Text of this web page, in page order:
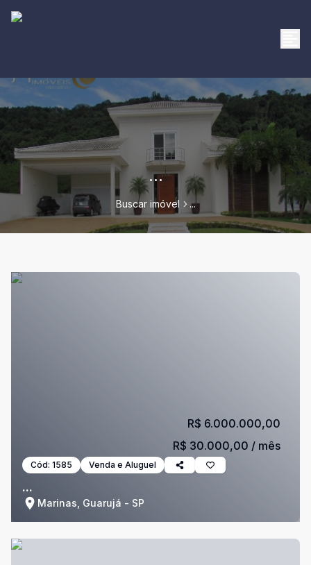
...
Buscar imóvel ...
Cód: 1585 Venda e Aluguel
...
Marinas, Guarujá - SP
R$ 6.000.000,00
R$ 30.000,00 / mês